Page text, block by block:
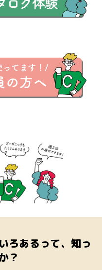
ろあるって、知っ
？